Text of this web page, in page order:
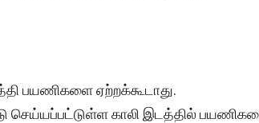
பயணிகளை ஏற்றக்கூடாது.
செய்யப்பட்டுள்ள காலி இடத்தில்